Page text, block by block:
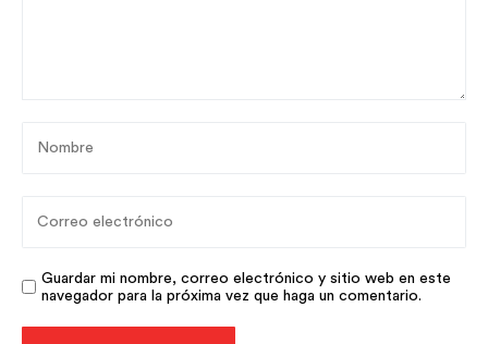
Guardar mi nombre, correo electrónico y sitio web en este
navegador para la próxima vez que haga un comentario.